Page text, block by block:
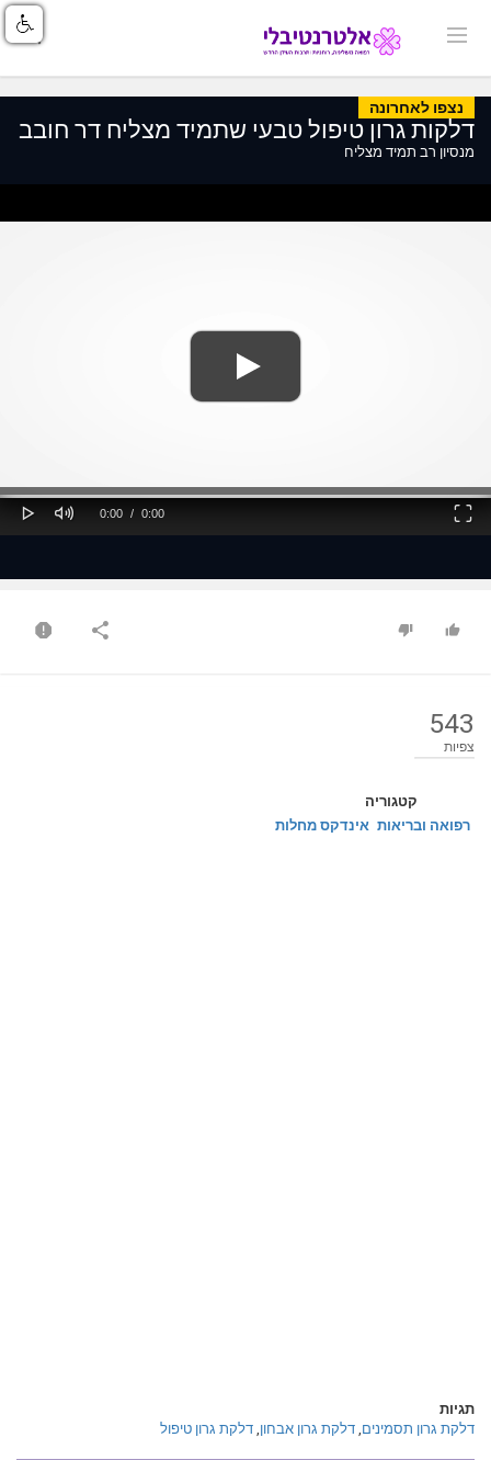
נצפו לאחרונה
דלקות גרון טיפול טבעי שתמיד מצליח דר חובב
מנסיון רב תמיד מצליח
Play Mute
Current
0:00 /
Duration
0:00
Fullscreen
543
צפיות
קטגוריה
רפואה ובריאות אינדקס מחלות
תגיות
דלקת גרון תסמינים, דלקת גרון אבחון, דלקת גרון טיפול